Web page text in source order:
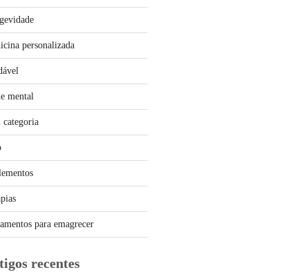
personalizada
mental
categoria
para emagrecer
recentes